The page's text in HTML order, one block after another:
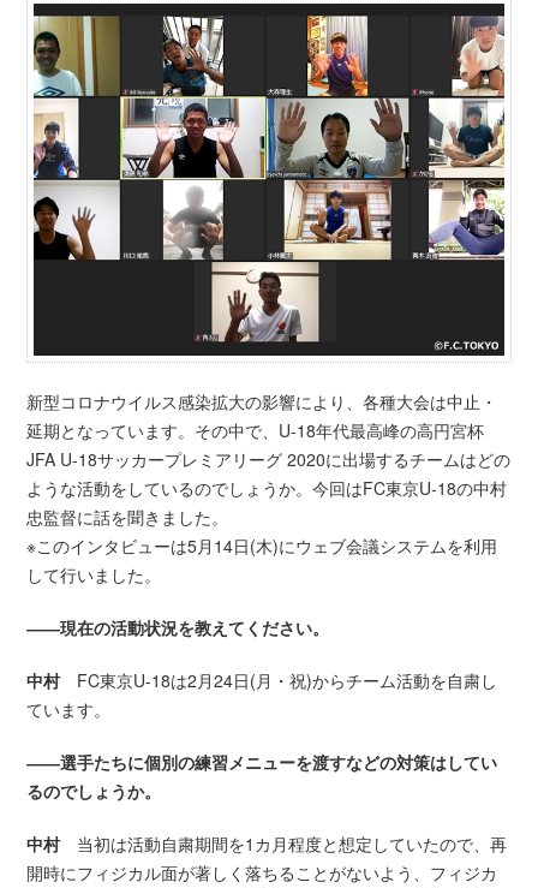
新型コロナウイルス感染拡大の影響により、各種大会は中止・
延期となっています。その中で、U-18年代最高峰の高円宮杯
JFA U-18サッカープレミアリーグ 2020に出場するチームはどの
ような活動をしているのでしょうか。今回はFC東京U-18の中村
忠監督に話を聞きました。
※このインタビューは5月14日(木)にウェブ会議システムを利用
して行いました。
――現在の活動状況を教えてください。
中村FC東京U-18は2月24日(月・祝)からチーム活動を自粛し
ています。
――選手たちに個別の練習メニューを渡すなどの対策はしてい
るのでしょうか。
中村当初は活動自粛期間を1カ月程度と想定していたので、再
開時にフィジカル面が著しく落ちることがないよう、フィジカ